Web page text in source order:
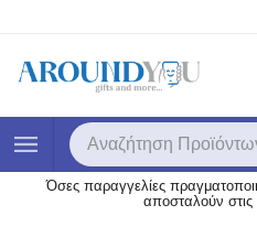
Όσες παραγγελίες
αποσταλούν